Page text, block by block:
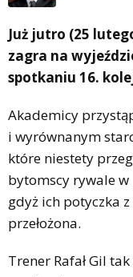
Już jutro (25
zagra na
spotkaniu 16.
Akademicy
i wyrównanym
które niestety
bytomscy rywale
gdyż ich potyczka
przełożona.
Trener Rafał Gil